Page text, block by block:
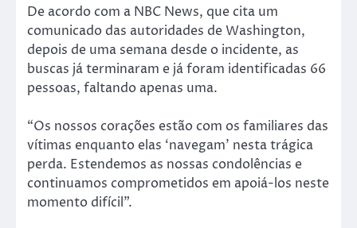
De acordo com a NBC News, que cita um
comunicado das autoridades de Washington,
depois de uma semana desde o incidente, as
buscas já terminaram e já foram identificadas 66
pessoas, faltando apenas uma.
“Os nossos corações estão com os familiares das
vítimas enquanto elas ‘navegam’ nesta trágica
perda. Estendemos as nossas condolências e
continuamos comprometidos em apoiá-los neste
momento difícil”.